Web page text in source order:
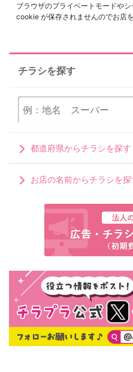
ブラウザのプライベートモードや
cookie が保存されませんのでお店
チラシを探す
都道府県からチラシを探す
お店の名前からチラシを探